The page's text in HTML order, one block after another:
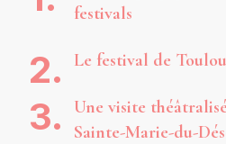
festivals
Le festival de
Une visite
Sainte-Marie-du-